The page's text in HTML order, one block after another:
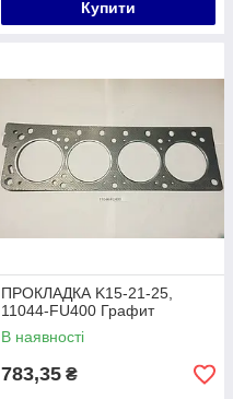
Купити
ПРОКЛАДКА K15-21-25,
11044-FU400 Графит
В наявності
783,35 ₴